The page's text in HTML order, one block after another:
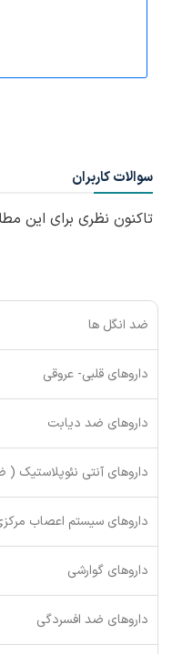
سوالات کاربران
تاکنون نظری برای این
ضد انگل ها
داروهای قلبی- عروقی
داروهای ضد دیابت
داروهای آنتی
داروهای سیستم اعصاب
داروهای گوارشی
داروهای ضد افسردگی